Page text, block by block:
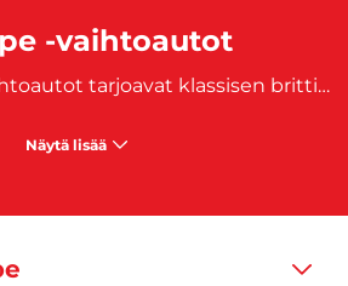
-vaihtoautot
Jaguar S-Type -vaihtoautot tarjoavat klassisen brittiläisen eleganssin, suorituskyvyn ja ajomukavuuden yhdistelmän. Tämä keskikokoinen luksussedan on suunniteltu niille, jotka arvostavat hienostunutta muotoilua ja ylellisiä sisätiloja, mutta haluavat myös nauttia urheilullisesta ajokokemuksesta. Jaguar S-Type on erinomainen valinta niille, jotka haluavat laadukkaan ja ajattoman auton, joka säilyttää vetovoimansa ja arvokkuutensa vuodesta toiseen.
Näytä lisää